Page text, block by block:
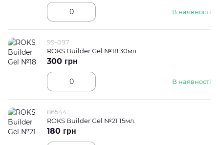
В наявності
99-097
ROKS Builder Gel №18 30мл.
В наявності
300 грн
86544
ROKS Builder Gel №21 15мл.
180 грн